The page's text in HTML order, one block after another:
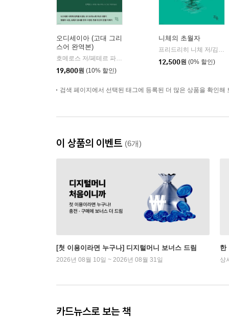
오디세이아 (고대 그리
스어 완역본)
| 현대지성
19,800원 (10% 할인)
니체의 초월자
12,500원 (0% 할인)
검색 페이지에서 선택된 태그에 등록된 더 많은 상품을 확인해
이 상품의 이벤트 (6개)
[첫 이용이라면 누구나] 디지털머니 보너스 드림
2026년 08월 10일 ~ 2026년 08월 31일
한
상
카드뉴스로 보는 책